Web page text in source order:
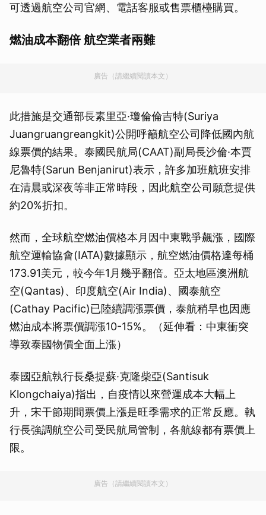
可透過航空公司官網、電話客服或售票櫃檯購買。
燃油成本翻倍 航空業者兩難
廣告（請繼續閱讀本文）
此措施是交通部長素里亞·瓊倫倫吉特(Suriya
Juangruangreangkit)公開呼籲航空公司降低國內航
線票價的結果。泰國民航局(CAAT)副局長沙倫·本賈
尼魯特(Sarun Benjanirut)表示，許多加班航班安排
在清晨或深夜等非正常時段，因此航空公司願意提供
約20%折扣。
然而，全球航空燃油價格本月因中東戰爭飆漲，國際
航空運輸協會(IATA)數據顯示，航空燃油價格達每桶
173.91美元，較今年1月幾乎翻倍。亞太地區澳洲航
空(Qantas)、印度航空(Air India)、國泰航空
(Cathay Pacific)已陸續調漲票價，泰航稍早也因應
燃油成本將票價調漲10-15%。（延伸看：中東衝突
導致泰國物價全面上漲）
泰國亞航執行長桑提蘇·克隆柴亞(Santisuk
Klongchaiya)指出，自疫情以來營運成本大幅上
升，宋干節期間票價上漲是旺季需求的正常反應。執
行長強調航空公司受民航局管制，各航線都有票價上
限。
廣告（請繼續閱讀本文）